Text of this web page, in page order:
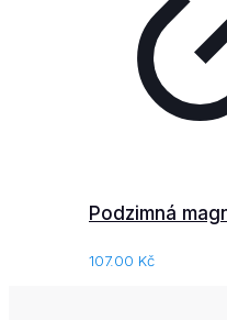
Podzimná
107.00 Kč